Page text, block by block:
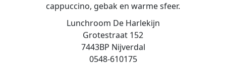
cappuccino, gebak en warme sfeer.
Lunchroom De Harlekijn
Grotestraat 152
7443BP Nijverdal
0548-610175